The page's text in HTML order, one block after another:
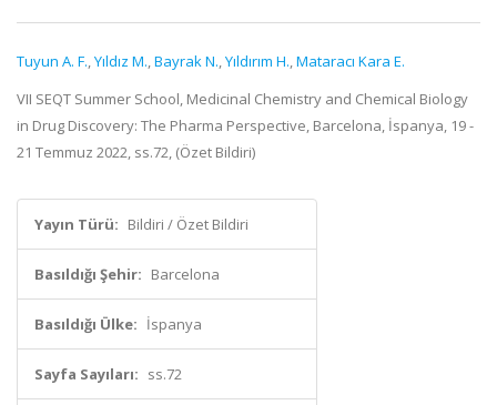
Tuyun A. F.,Yıldız M.,Bayrak N.,Yıldırım H.,Mataracı Kara E.
VII SEQT Summer School, Medicinal Chemistry and Chemical Biology
in Drug Discovery: The Pharma Perspective, Barcelona, İspanya, 19 -
21 Temmuz 2022, ss.72, (Özet Bildiri)
Yayın Türü: Bildiri / Özet Bildiri
Basıldığı Şehir: Barcelona
Basıldığı Ülke: İspanya
Sayfa Sayıları: ss.72